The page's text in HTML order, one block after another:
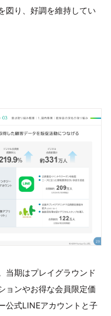
図り、好調を維持してい
当期はプレイグラウンド
ョンやお得な会員限定価
公式LINEアカウントと子